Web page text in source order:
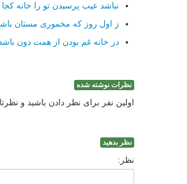
نباشد عیب پرسیدن تو را خانه كجا
ز اول روز كه مخموری مستان
در خانه غم بودن از همت دون باشد
نظرات نوشته شده
اولین نفر برای نظر دادن باشید و
نظر بدهید
نظر: